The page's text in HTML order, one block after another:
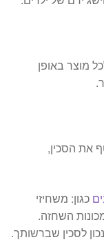
מוצר באופן
את הסכין,
כגון: משחיזי
השחזה.
לסכין שברשותך.